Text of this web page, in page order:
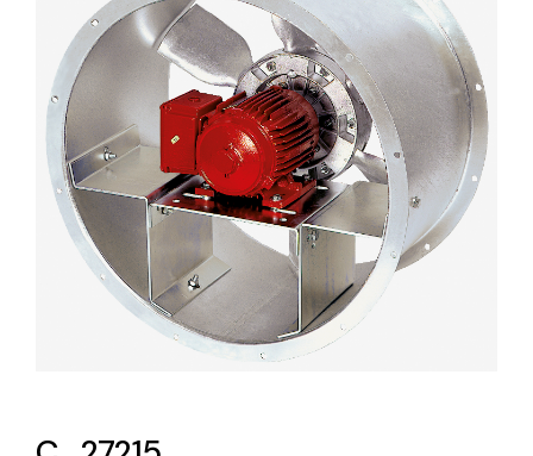
Lighting and Electrical
Equipment
Complete solutions in lighting and electrical
material for each project and need